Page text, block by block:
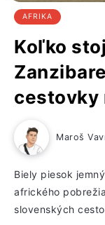
AFRIKA
Koľko
cestovky
Maroš
Biely piesok
afrického
slovenských